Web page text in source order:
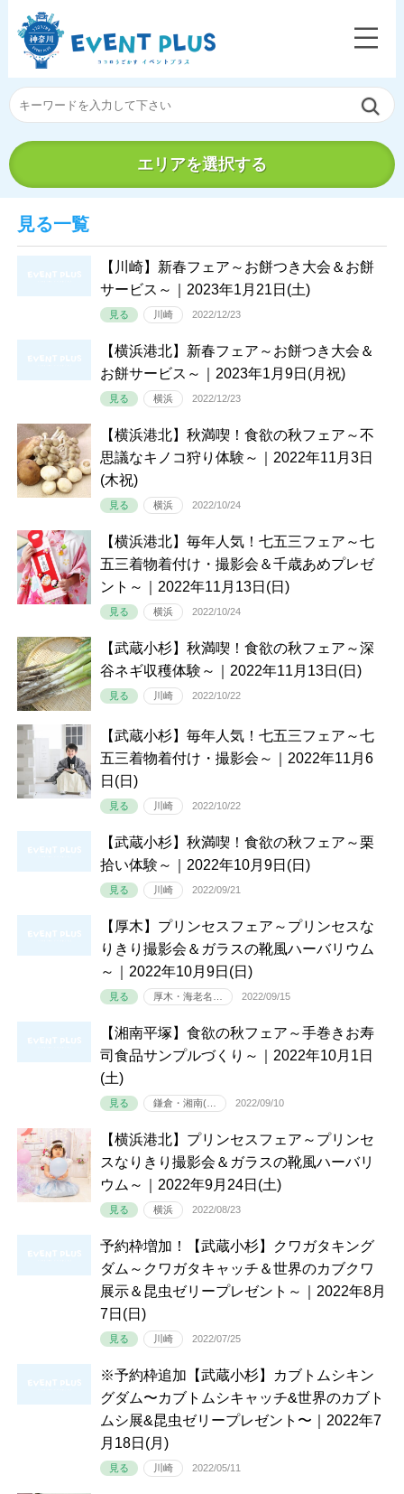
エリアを選択する
見る一覧
【川崎】新春フェア～お餅つき大会＆お餅
サービス～｜2023年1月21日(土)
見る 川崎 2022/12/23
【横浜港北】新春フェア～お餅つき大会＆
お餅サービス～｜2023年1月9日(月祝)
見る 横浜 2022/12/23
【横浜港北】秋満喫！食欲の秋フェア～不
思議なキノコ狩り体験～｜2022年11月3日
(木祝)
見る 横浜 2022/10/24
【横浜港北】毎年人気！七五三フェア～七
五三着物着付け・撮影会＆千歳あめプレゼ
ント～｜2022年11月13日(日)
見る 横浜 2022/10/24
【武蔵小杉】秋満喫！食欲の秋フェア～深
谷ネギ収穫体験～｜2022年11月13日(日)
見る 川崎 2022/10/22
【武蔵小杉】毎年人気！七五三フェア～七
五三着物着付け・撮影会～｜2022年11月6
日(日)
見る 川崎 2022/10/22
【武蔵小杉】秋満喫！食欲の秋フェア～栗
拾い体験～｜2022年10月9日(日)
見る 川崎 2022/09/21
【厚木】プリンセスフェア～プリンセスな
りきり撮影会＆ガラスの靴風ハーバリウム
～｜2022年10月9日(日)
見る 厚木・海老名… 2022/09/15
【湘南平塚】食欲の秋フェア～手巻きお寿
司食品サンプルづくり～｜2022年10月1日
(土)
見る 鎌倉・湘南(… 2022/09/10
【横浜港北】プリンセスフェア～プリンセ
スなりきり撮影会＆ガラスの靴風ハーバリ
ウム～｜2022年9月24日(土)
見る 横浜 2022/08/23
予約枠増加！【武蔵小杉】クワガタキング
ダム～クワガタキャッチ＆世界のカブクワ
展示＆昆虫ゼリープレゼント～｜2022年8月
7日(日)
見る 川崎 2022/07/25
※予約枠追加【武蔵小杉】カブトムシキン
グダム〜カブトムシキャッチ&世界のカブト
ムシ展&昆虫ゼリープレゼント〜｜2022年7
月18日(月)
見る 川崎 2022/05/11